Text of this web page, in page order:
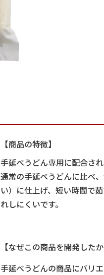
【商品の特徴】
手延べうどん専用に配合さ
通常の手延べうどんに比べ
い）に仕上げ、短い時間で
れしにくいです。
【なぜこの商品を開発したか
手延べうどんの商品にバリ